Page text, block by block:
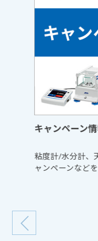
キャンペーン
粘度計/水分計、
ャンペーンなど